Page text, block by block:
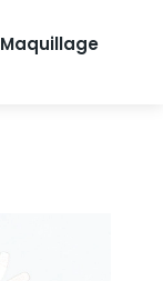
Maquillage